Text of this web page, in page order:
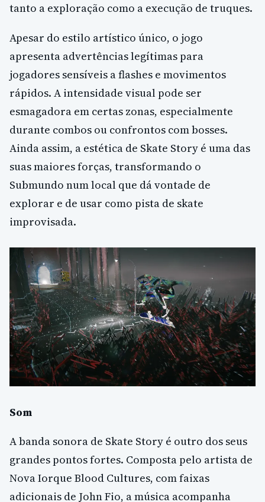
tanto a exploração como a execução de truques.
Apesar do estilo artístico único, o jogo
apresenta advertências legítimas para
jogadores sensíveis a flashes e movimentos
rápidos. A intensidade visual pode ser
esmagadora em certas zonas, especialmente
durante combos ou confrontos com bosses.
Ainda assim, a estética de Skate Story é uma das
suas maiores forças, transformando o
Submundo num local que dá vontade de
explorar e de usar como pista de skate
improvisada.
Som
A banda sonora de Skate Story é outro dos seus
grandes pontos fortes. Composta pelo artista de
Nova Iorque Blood Cultures, com faixas
adicionais de John Fio, a música acompanha